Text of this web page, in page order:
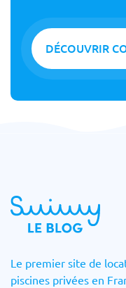
DÉCOUVRIR
Le premier site de
piscines privées en